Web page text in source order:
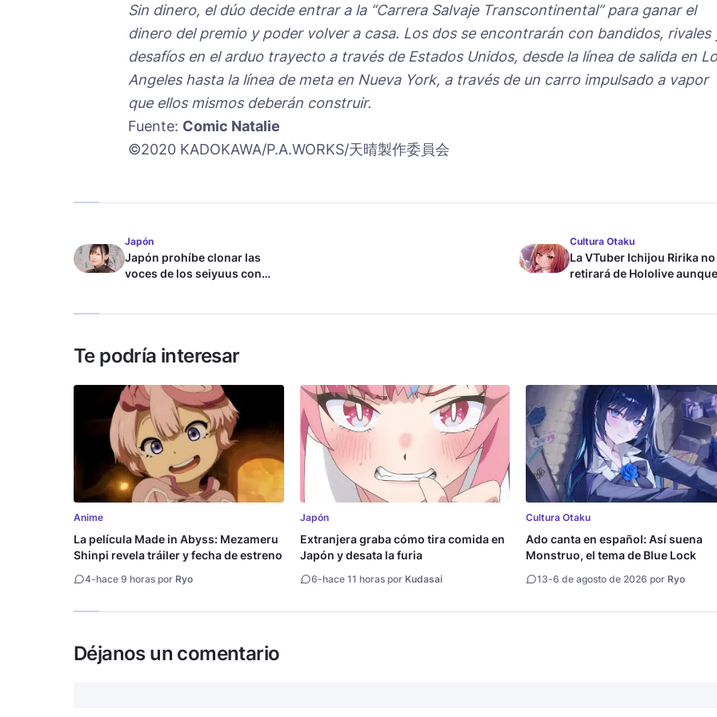
Sin dinero, el dúo decide entrar a la “Carrera Salvaje Transcontinental” para ganar el
dinero del premio y poder volver a casa. Los dos se encontrarán con bandidos, rivales
desafíos en el arduo trayecto a través de Estados Unidos, desde la línea de salida en
Angeles hasta la línea de meta en Nueva York, a través de un carro impulsado a vapor
que ellos mismos deberán construir.
Fuente: Comic Natalie
©2020 KADOKAWA/P.A.WORKS/天晴製作委員会
Japón
Japón prohíbe clonar las
voces de los seiyuus con
Cultura Otaku
La VTuber Ichijou Ririka no
retirará de Hololive
Te podría interesar
Anime
La película Made in Abyss: Mezameru
Shinpi revela tráiler y fecha de estreno
4-hace 9 horas por Ryo
Japón
Extranjera graba cómo tira comida en
Japón y desata la furia
6-hace 11 horas por Kudasai
Cultura Otaku
Ado canta en español: Así suena
Monstruo, el tema de Blue Lock
13-6 de agosto de 2026 por Ryo
Déjanos un comentario